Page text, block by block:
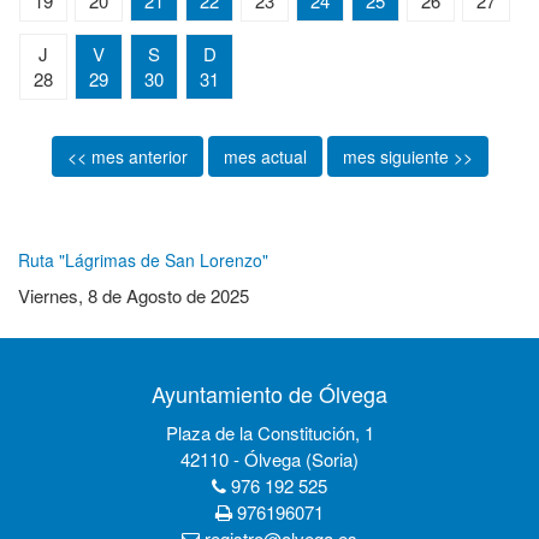
J
28
V
29
S
30
D
31
<< mes anterior mes actual mes siguiente >>
Ruta "Lágrimas de San Lorenzo"
Viernes, 8 de Agosto de 2025
Ayuntamiento de Ólvega
Plaza de la Constitución, 1
42110 - Ólvega (Soria)
976 192 525
976196071